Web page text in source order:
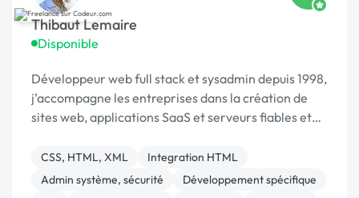
Thibaut Lemaire
Disponible
Développeur web full stack et sysadmin depuis 1998,
j’accompagne les entreprises dans la création de
sites web, applications SaaS et serveurs fiables et
CSS, HTML, XML
Integration HTML
Admin système, sécurité
Développement spécifique